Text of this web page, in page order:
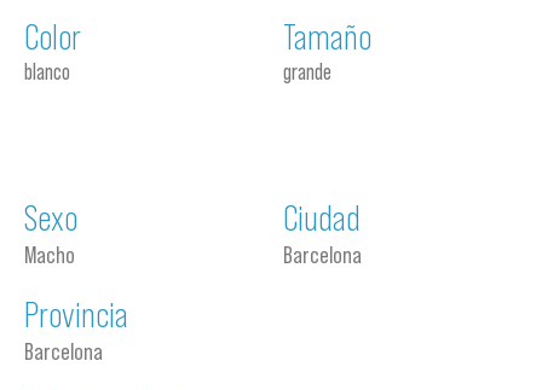
Color
blanco
Tamaño
grande
Sexo
Macho
Ciudad
Barcelona
Provincia
Barcelona